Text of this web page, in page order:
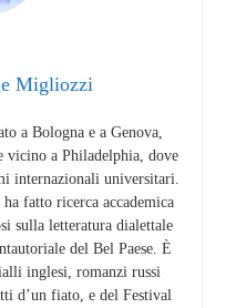
Migliozzi
a Bologna e a Genova,
a Philadelphia, dove
internazionali universitari.
fatto ricerca accademica
sulla letteratura dialettale
del Bel Paese. È
inglesi, romanzi russi
d’un fiato, e del Festival